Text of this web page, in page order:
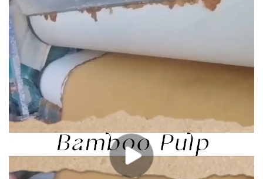
الحيوي لفافة ورق التواليت المصنوعة من الخيزران.